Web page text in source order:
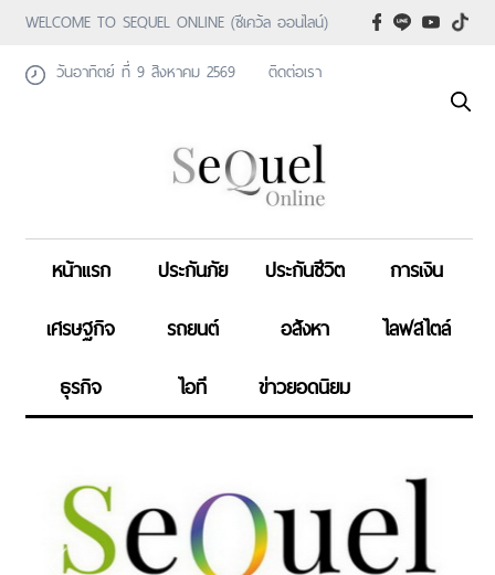
WELCOME TO SEQUEL ONLINE (ซีเคว้ล ออนไลน์)
วันอาทิตย์ ที่ 9 สิงหาคม 2569
ติดต่อเรา
หน้าแรก ประกันภัย ประกันชีวิต
การเงิน
เศรษฐกิจ
รถยนต์ อสังหา
ไลฟสไตล์
ธุรกิจ
ไอที ข่าวยอดนิยม